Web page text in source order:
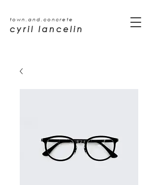
town.and.concrete
cyril lancelin